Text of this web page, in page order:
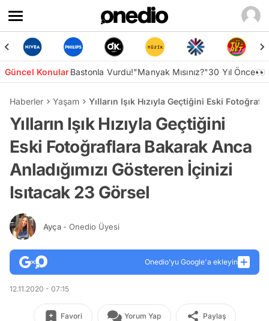
Güncel KonularBastonla Vurdu!"Manyak Mısınız?"30 Yıl Önce👀
Haberler Yaşam Yılların Işık Hızıyla Geçtiğini Eski
Yılların Işık Hızıyla Geçtiğini
Eski Fotoğraflara Bakarak Anca
Anladığımızı Gösteren İçinizi
Isıtacak 23 Görsel
Ayça - Onedio Üyesi
Onedio’yu Google'a ekleyin
12.11.2020 - 07:15
Favori Yorum Yap Paylaş